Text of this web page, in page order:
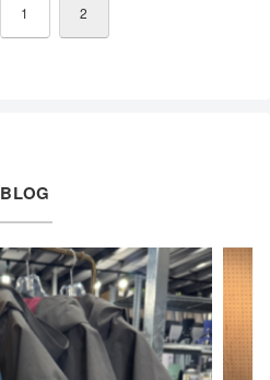
1 2
BLOG